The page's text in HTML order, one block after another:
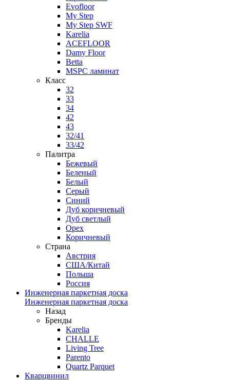
Evofloor
My Step
My Step SWF
Karelia
ACEFLOOR
Damy Floor
Betta
MSPC ламинат
Класс
32
33
34
42
43
32/41
33/42
Палитра
Бежевый
Беленый
Белый
Серый
Синий
Дуб коричневый
Дуб светлый
Орех
Коричневый
Страна
Австрия
США/Китай
Польша
Россия
Инженерная паркетная доска
Инженерная паркетная доска
Назад
Бренды
Karelia
CHALLE
Living Tree
Parento
Quartz Parquet
Кварцвинил